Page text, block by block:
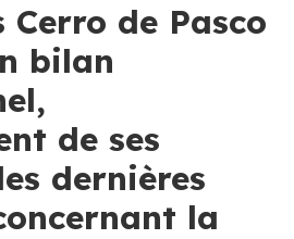
Cerro de Pasco
bilan
de ses
dernières
la